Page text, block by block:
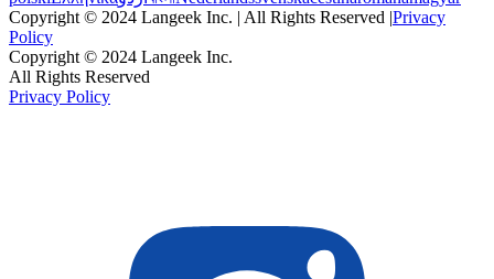
Copyright © 2024 Langeek Inc. | All Rights Reserved |Privacy
Policy
Copyright © 2024 Langeek Inc.
All Rights Reserved
Privacy Policy